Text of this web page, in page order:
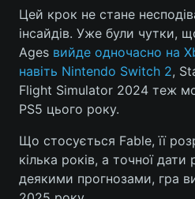
Зброя
Здоров'я
Цікавинки
Екологія
Лонгріди
Відео з Youtube
Цей крок не стане
інсайдів. Уже були чутки,
Ages вийде одночасно на
навіть Nintendo Switch 2,
Flight Simulator 2024 теж
PS5 цього року.
Що стосується Fable, її
кілька років, а точної
деякими прогнозами, гра